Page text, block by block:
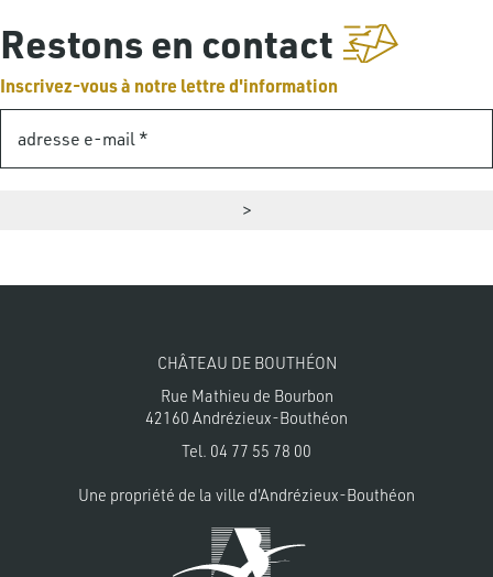
Restons en contact
Inscrivez-vous à notre lettre d'information
CHÂTEAU DE BOUTHÉON
Rue Mathieu de Bourbon
42160 Andrézieux-Bouthéon
Tel. 04 77 55 78 00
Une propriété de la ville d'Andrézieux-Bouthéon